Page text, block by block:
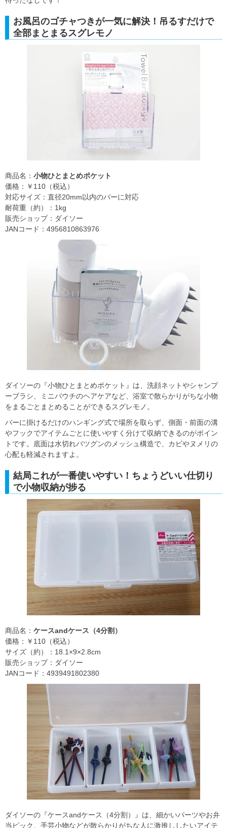
お風呂のゴチャつきが一気に解決！吊るすだけで
全部まとまるスグレモノ
商品名： 小物ひとまとめポケット
価格：￥110（税込）
対応サイズ：直径20mm以内のバーに対応
耐荷重（約）：1kg
販売ショップ：ダイソー
JANコード：4956810863976
ダイソーの『小物ひとまとめポケット』は、洗顔ネットやシャンプ
ーブラシ、ミニパウチのヘアケアなど、浴室で散らかりがちな小物
をまるごとまとめることができるスグレモノ。
バーに掛けるだけのハンギング式で場所を取らず、側面・前面の溝
やフックでアイテムごとに使いやすく分けて収納できるのがポイン
トです。底面は水切れバツグンのメッシュ構造で、カビやヌメリの
心配も軽減されますよ。
結局これが一番使いやすい！ちょうどいい仕切り
で小物収納が捗る
商品名： ケースandケース（4分割）
価格：￥110（税込）
サイズ（約）：18.1×9×2.8cm
販売ショップ：ダイソー
JANコード：4939491802380
ダイソーの『ケースandケース（4分割）』は、細かいパーツやお弁
当ピック、手芸小物などが散らかりがちな人に激推ししたいアイテ